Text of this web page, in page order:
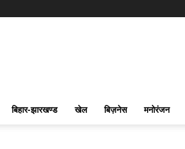
बिहार-झारखण्‍ड खेल बिज़नेस मनोरंजन